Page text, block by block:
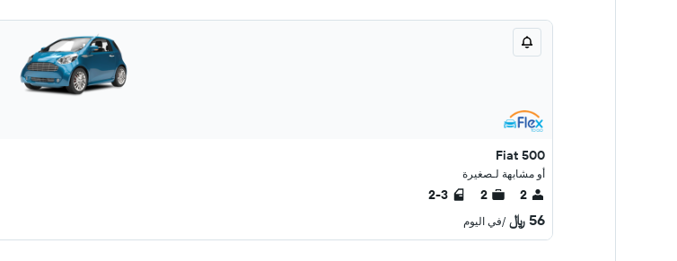
Fiat 500
أو مشابهة لـصغيرة
2
2
2-3
56 ﷼ /في اليوم